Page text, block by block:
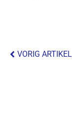
VORIG ARTIKEL